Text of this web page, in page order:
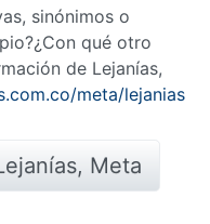
sinónimos o
qué otro
de Lejanías,
meta/lejanias
Meta